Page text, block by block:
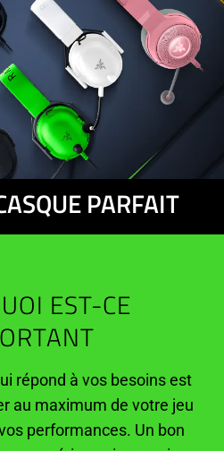
PARFAIT
EST-CE
répond à vos besoins est
au maximum de votre jeu
performances. Un bon